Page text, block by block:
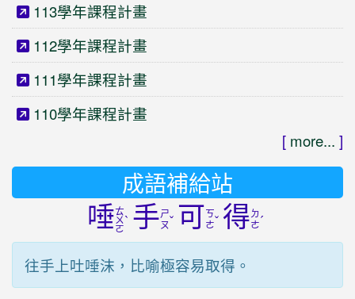
113學年課程計畫
112學年課程計畫
111學年課程計畫
110學年課程計畫
[ more... ]
成語補給站
唾ㄊ
ㄨ
ㄛ
ˋ 手ㄕ
ㄡˇ 可 ㄎ
ㄜˇ 得ㄉ
ㄜˊ
往手上吐唾沫，比喻極容易取得。